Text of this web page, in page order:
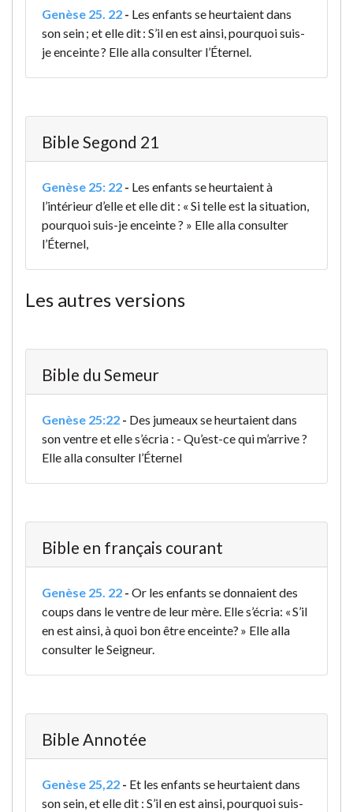
Genèse 25. 22 - Les enfants se heurtaient dans
son sein ; et elle dit : S’il en est ainsi, pourquoi suis-
je enceinte ? Elle alla consulter l’Éternel.
Bible Segond 21
Genèse 25: 22 - Les enfants se heurtaient à
l’intérieur d’elle et elle dit : « Si telle est la situation,
pourquoi suis-je enceinte ? » Elle alla consulter
l’Éternel,
Les autres versions
Bible du Semeur
Genèse 25:22 - Des jumeaux se heurtaient dans
son ventre et elle s’écria : - Qu’est-ce qui m’arrive ?
Elle alla consulter l’Éternel
Bible en français courant
Genèse 25. 22 - Or les enfants se donnaient des
coups dans le ventre de leur mère. Elle s’écria: « S’il
en est ainsi, à quoi bon être enceinte? » Elle alla
consulter le Seigneur.
Bible Annotée
Genèse 25,22 - Et les enfants se heurtaient dans
son sein, et elle dit : S’il en est ainsi, pourquoi suis-